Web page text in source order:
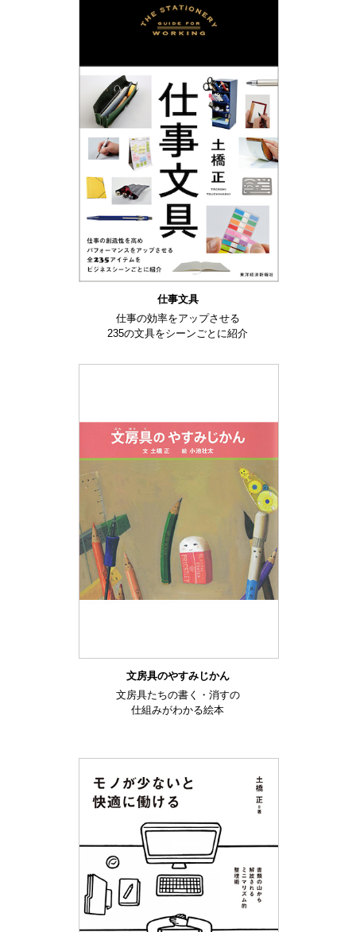
仕事文具
仕事の効率をアップさせる
235の文具をシーンごとに紹介
文房具のやすみじかん
文房具たちの書く・消すの
仕組みがわかる絵本